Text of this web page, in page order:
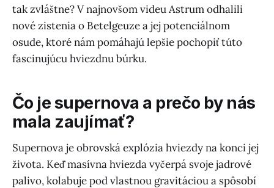
tak zvláštne? V najnovšom videu Astrum odhalili
nové zistenia o Betelgeuze a jej potenciálnom
osude, ktoré nám pomáhajú lepšie pochopiť túto
fascinujúcu hviezdnu búrku.
Čo je supernova a prečo by nás
mala zaujímať?
Supernova je obrovská explózia hviezdy na konci jej
života. Keď masívna hviezda vyčerpá svoje jadrové
palivo, kolabuje pod vlastnou gravitáciou a spôsobí